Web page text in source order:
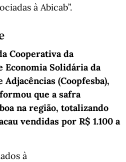
à Abicab”.
Cooperativa da
Solidária da
Adjacências (Coopfesba),
que a safra
na região, totalizando
vendidas por R$ 1.100 a
à